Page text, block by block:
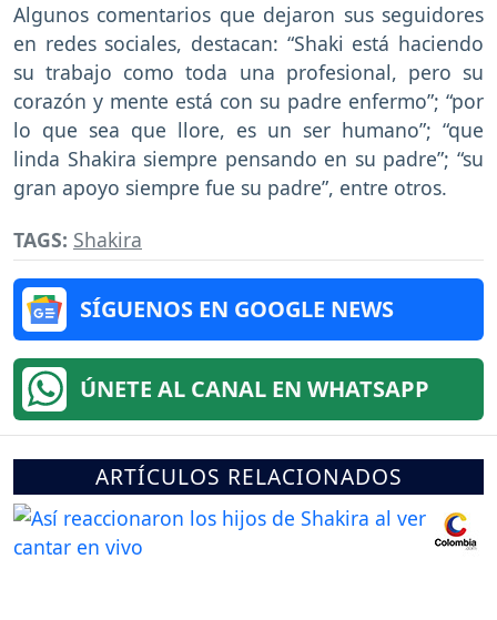
Algunos comentarios que dejaron sus seguidores
en redes sociales, destacan: “Shaki está haciendo
su trabajo como toda una profesional, pero su
corazón y mente está con su padre enfermo”; “por
lo que sea que llore, es un ser humano”; “que
linda Shakira siempre pensando en su padre”; “su
gran apoyo siempre fue su padre”, entre otros.
TAGS: Shakira
SÍGUENOS EN GOOGLE NEWS
ÚNETE AL CANAL EN WHATSAPP
ARTÍCULOS RELACIONADOS